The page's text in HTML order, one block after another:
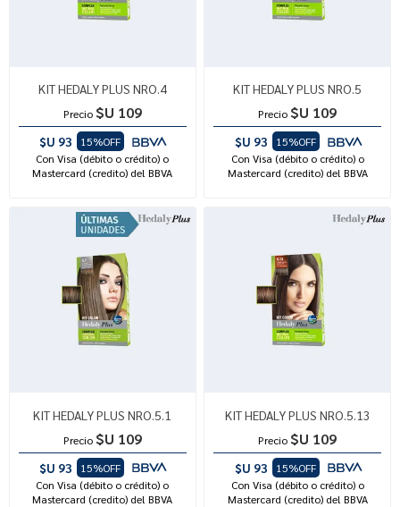
KIT HEDALY PLUS NRO.4
Precio $U 109
$U 93
15%OFF
Con Visa (débito o crédito) o
Mastercard (credito) del BBVA
KIT HEDALY PLUS NRO.5
Precio $U 109
$U 93
15%OFF
Con Visa (débito o crédito) o
Mastercard (credito) del BBVA
KIT HEDALY PLUS NRO.5.1
Precio $U 109
$U 93
15%OFF
Con Visa (débito o crédito) o
Mastercard (credito) del BBVA
KIT HEDALY PLUS NRO.5.13
Precio $U 109
$U 93
15%OFF
Con Visa (débito o crédito) o
Mastercard (credito) del BBVA